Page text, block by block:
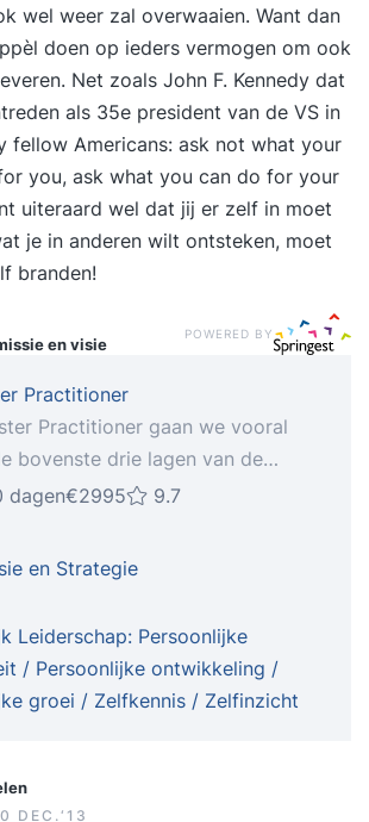
wel weer zal overwaaien. Want dan
doen op ieders vermogen om ook
Net zoals John F. Kennedy dat
als 35e president van de VS in
fellow Americans: ask not what your
you, ask what you can do for your
uiteraard wel dat jij er zelf in moet
je in anderen wilt ontsteken, moet
branden!
en visie
POWERED BY
Practitioner
Practitioner gaan we vooral
bovenste drie lagen van de
Waarden & Overtuigingen,
De NLP Master Practitioner is
op de NLP Practitioner
NLP Master Practitioner vindt er
Practitioner vooral de focus lag
drie lagen van de Neurologische
werken we in de NLP Master
Waarden & Overtuigingen,
opleiding
dagen€2995 9.7
en Strategie
Leiderschap: Persoonlijke
/ Persoonlijke ontwikkeling /
groei / Zelfkennis / Zelfinzicht
DEC.‘13